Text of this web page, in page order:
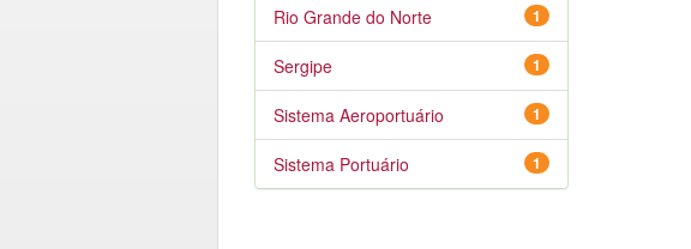
1
Rio Grande do Norte
1
Sergipe
1
Sistema Aeroportuário
1
Sistema Portuário